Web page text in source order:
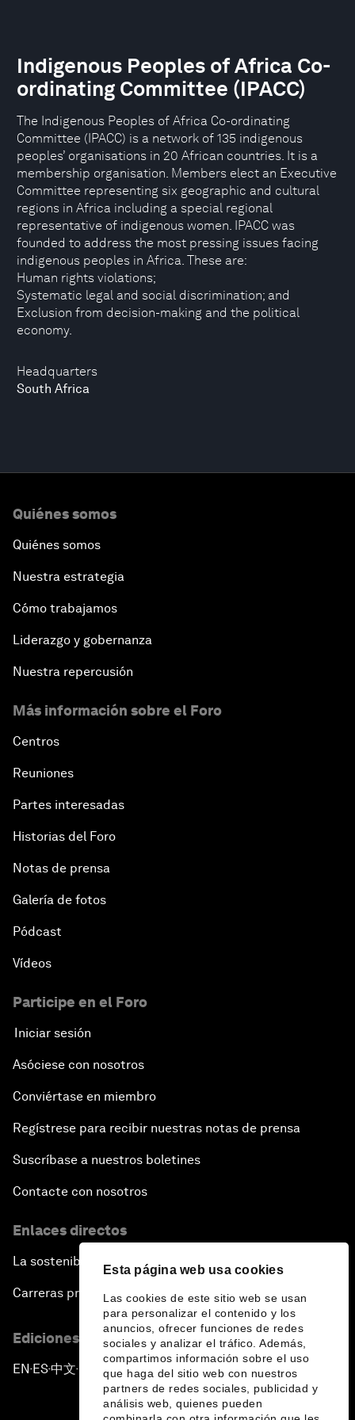
Esta página web usa cookies
Las cookies de este sitio web se usan
para personalizar el contenido y los
anuncios, ofrecer funciones de redes
sociales y analizar el tráfico. Además,
compartimos información sobre el uso
que haga del sitio web con nuestros
partners de redes sociales, publicidad y
análisis web, quienes pueden
Headquarters
South Africa
Indigenous Peoples of Africa Co-
ordinating Committee (IPACC)
The Indigenous Peoples of Africa Co-ordinating
Committee (IPACC) is a network of 135 indigenous
peoples’ organisations in 20 African countries. It is a
membership organisation. Members elect an Executive
Committee representing six geographic and cultural
regions in Africa including a special regional
representative of indigenous women. IPACC was
founded to address the most pressing issues facing
indigenous peoples in Africa. These are:
Human rights violations;
Systematic legal and social discrimination; and
Exclusion from decision-making and the political
economy.
Quiénes somos
Quiénes somos
Nuestra estrategia
Cómo trabajamos
Liderazgo y gobernanza
Nuestra repercusión
Más información sobre el Foro
Centros
Reuniones
Partes interesadas
Historias del Foro
Notas de prensa
Galería de fotos
Pódcast
Vídeos
Participe en el Foro
Iniciar sesión
Asóciese con nosotros
Conviértase en miembro
Regístrese para recibir nuestras notas de prensa
Suscríbase a nuestros boletines
Contacte con nosotros
Enlaces directos
La sostenibilidad en el Foro
Carreras profesionales
Ediciones en otros idiomas
EN ▪ES▪中文▪ 日本語